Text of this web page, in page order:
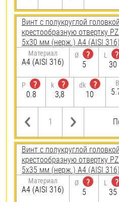
Винт с полукруглой
крестообразную отвертку
5х30 мм (нерж.) A4 (AISI 316)
Материал
A4 (AISI 316)
Ø
?
5
L
?
30
P
?
0.8
k
?
3,8
dk
?
10
Винт с полукруглой
крестообразную отвертку
5х35 мм (нерж.) A4 (AISI 316)
Материал
A4 (AISI 316)
Ø
?
5
L
?
35